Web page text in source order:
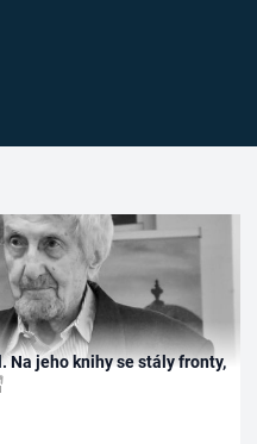
Na jeho knihy se stály fronty,